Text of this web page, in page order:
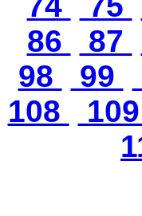
86
87
98
99
108
109